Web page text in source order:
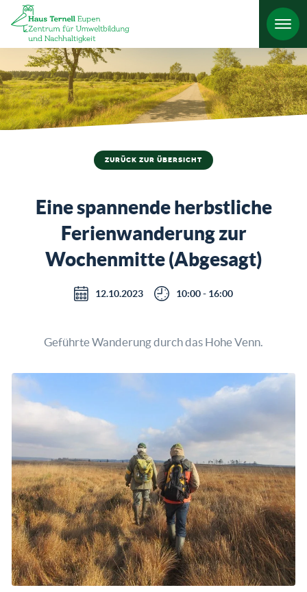
ZURÜCK ZUR ÜBERSICHT
Eine spannende herbstliche
Ferienwanderung zur
Wochenmitte (Abgesagt)
12.10.2023 10:00 - 16:00
Geführte Wanderung durch das Hohe Venn.